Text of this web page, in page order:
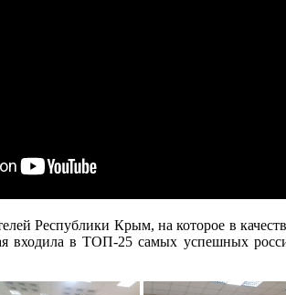
Республики Крым, на которое в
входила в ТОП-25 самых успешных